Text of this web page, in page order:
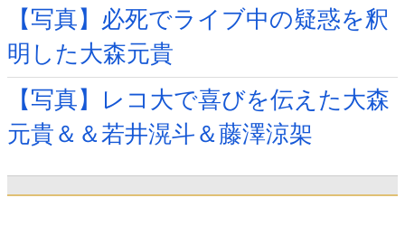
【写真】必死でライブ中の疑惑を釈
明した大森元貴
【写真】レコ大で喜びを伝えた大森
元貴＆＆若井滉斗＆藤澤涼架